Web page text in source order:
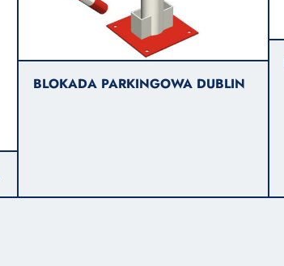
BLOKADA PARKINGOWA DUBLIN